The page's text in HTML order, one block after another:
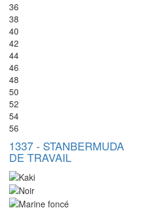
36
38
40
42
44
46
48
50
52
54
56
1337- STANBERMUDA
DE TRAVAIL